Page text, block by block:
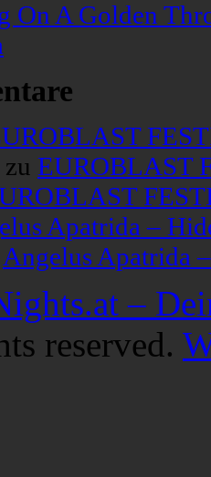
On A Golden
zu EUROBLAST
Apatrida –
Angelus Apatrida
–
reserved.